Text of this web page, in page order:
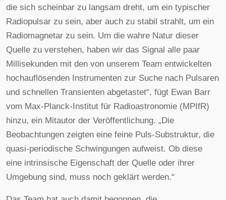
die sich scheinbar zu langsam dreht, um ein typischer
Radiopulsar zu sein, aber auch zu stabil strahlt, um ein
Radiomagnetar zu sein. Um die wahre Natur dieser
Quelle zu verstehen, haben wir das Signal alle paar
Millisekunden mit den von unserem Team entwickelten
hochauflösenden Instrumenten zur Suche nach Pulsaren
und schnellen Transienten abgetastet“, fügt Ewan Barr
vom Max-Planck-Institut für Radioastronomie (MPIfR)
hinzu, ein Mitautor der Veröffentlichung. „Die
Beobachtungen zeigten eine feine Puls-Substruktur, die
quasi-periodische Schwingungen aufweist. Ob diese
eine intrinsische Eigenschaft der Quelle oder ihrer
Umgebung sind, muss noch geklärt werden.“